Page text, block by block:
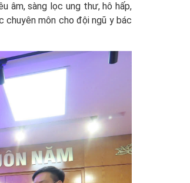
âm, sàng lọc ung thư, hô hấp,
chuyên môn cho đội ngũ y bác